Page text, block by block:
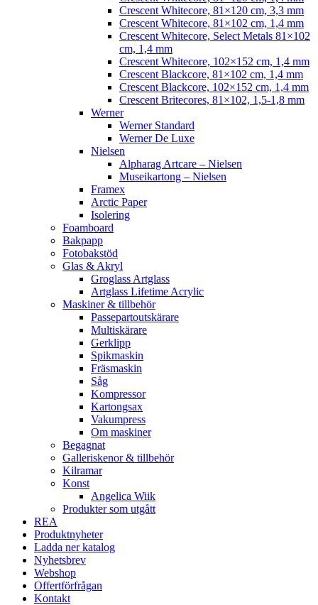
Crescent Whitecore, 81×120 cm, 3,3 mm
Crescent Whitecore, 81×102 cm, 1,4 mm
Crescent Whitecore, Select Metals 81×102
cm, 1,4 mm
Crescent Whitecore, 102×152 cm, 1,4 mm
Crescent Blackcore, 81×102 cm, 1,4 mm
Crescent Blackcore, 102×152 cm, 1,4 mm
Crescent Britecores, 81×102, 1,5-1,8 mm
Werner
Werner Standard
Werner De Luxe
Nielsen
Alpharag Artcare – Nielsen
Museikartong – Nielsen
Framex
Arctic Paper
Isolering
Foamboard
Bakpapp
Fotobakstöd
Glas & Akryl
Groglass Artglass
Artglass Lifetime Acrylic
Maskiner & tillbehör
Passepartoutskärare
Multiskärare
Gerklipp
Spikmaskin
Fräsmaskin
Såg
Kompressor
Kartongsax
Vakumpress
Om maskiner
Begagnat
Galleriskenor & tillbehör
Kilramar
Konst
Angelica Wiik
Produkter som utgått
REA
Produktnyheter
Ladda ner katalog
Nyhetsbrev
Webshop
Offertförfrågan
Kontakt